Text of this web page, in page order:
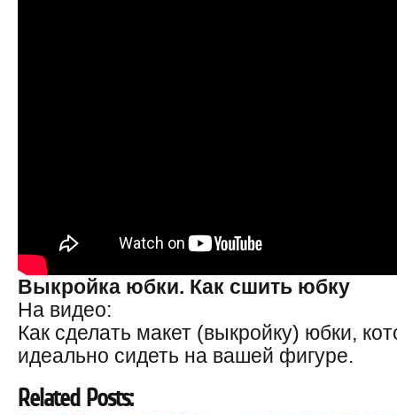
Выкройка юбки. Как сшить юбку
На видео:
Как сделать макет (выкройку) юбки,
идеально сидеть на вашей фигуре.
Related Posts: